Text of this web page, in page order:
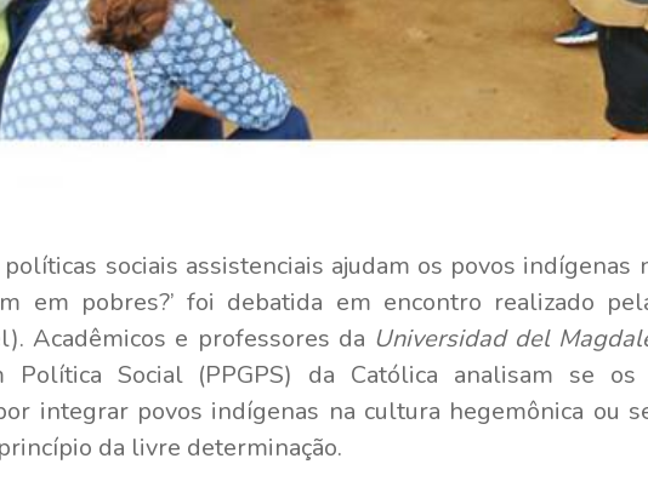
políticas sociais assistenciais ajudam os povos indígenas
em pobres?’ foi debatida em encontro realizado
Acadêmicos e professores da Universidad del
Política Social (PPGPS) da Católica analisam se
integrar povos indígenas na cultura hegemônica ou
da livre determinação.